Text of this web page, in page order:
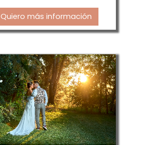
Quiero más información